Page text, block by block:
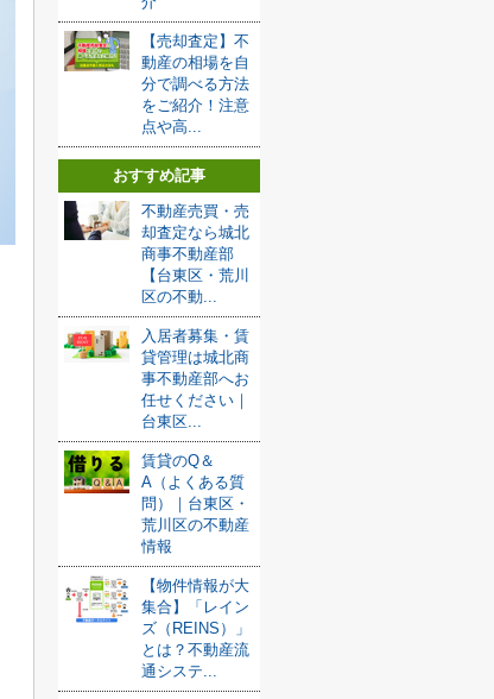
【売却査定】不
動産の相場を自
分で調べる方法
をご紹介！注意
点や高...
おすすめ記事
不動産売買・売
却査定なら城北
商事不動産部
【台東区・荒川
区の不動...
入居者募集・賃
貸管理は城北商
事不動産部へお
任せください｜
台東区...
賃貸のQ＆
A（よくある質
問）｜台東区・
荒川区の不動産
情報
【物件情報が大
集合】「レイン
ズ（REINS）」
とは？不動産流
通システ...